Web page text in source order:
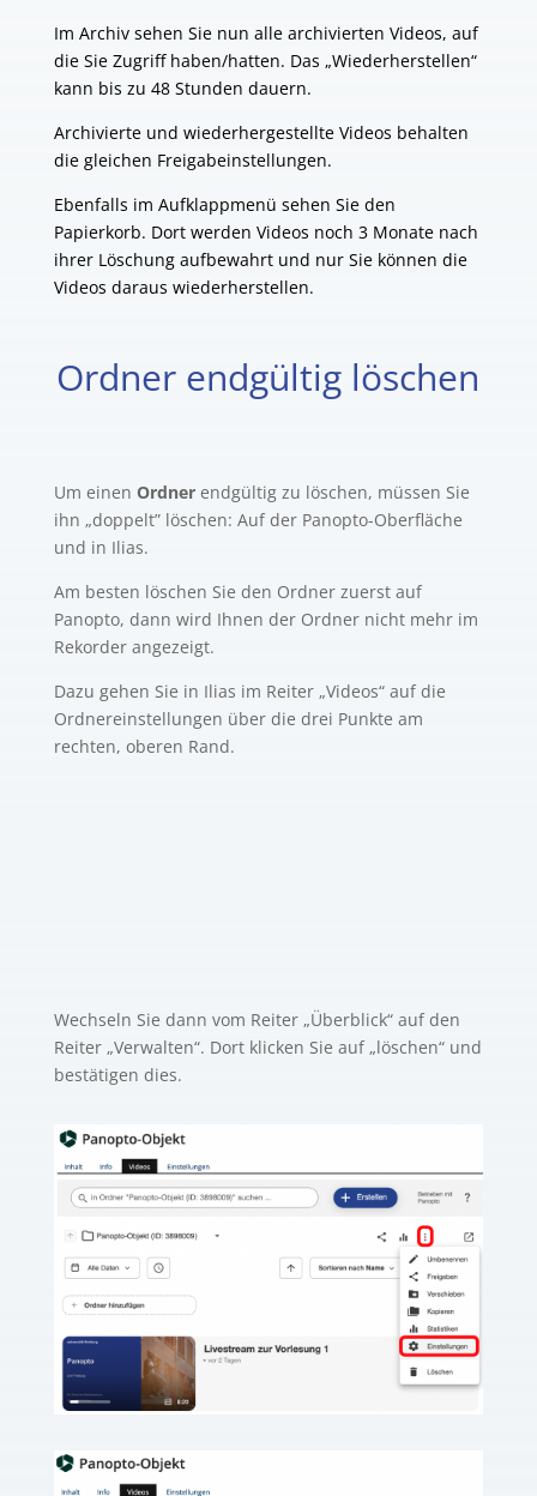
Im Archiv sehen Sie nun alle archivierten Videos, auf
die Sie Zugriff haben/hatten. Das „Wiederherstellen“
kann bis zu 48 Stunden dauern.
Archivierte und wiederhergestellte Videos behalten
die gleichen Freigabeinstellungen.
Ebenfalls im Aufklappmenü sehen Sie den
Papierkorb. Dort werden Videos noch 3 Monate nach
ihrer Löschung aufbewahrt und nur Sie können die
Videos daraus wiederherstellen.
Ordner endgültig löschen
Um einen Ordner endgültig zu löschen, müssen Sie
ihn „doppelt” löschen: Auf der Panopto-Oberfläche
und in Ilias.
Am besten löschen Sie den Ordner zuerst auf
Panopto, dann wird Ihnen der Ordner nicht mehr im
Rekorder angezeigt.
Dazu gehen Sie in Ilias im Reiter „Videos“ auf die
Ordnereinstellungen über die drei Punkte am
rechten, oberen Rand.
Wechseln Sie dann vom Reiter „Überblick“ auf den
Reiter „Verwalten“. Dort klicken Sie auf „löschen“ und
bestätigen dies.